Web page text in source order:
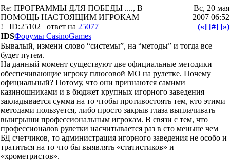
Re: ПРОГРАММЫ ДЛЯ ПОБЕДЫ ...., В
ПОМОЩЬ НАСТОЯЩИМ ИГРОКАМ
!
ID:25102 ответ на 25077
Вс, 20 мая
2007 06:52
(«] [#] [»)
IDSФорумы CasinoGames
Бывалый, измени слово “системы”, на “методы” и тогда все
будет путем.
На данный момент существуют две официальные методики
обеспечивающие игроку плюсовой МО на рулетке. Почему
официальный? Потому, что они признаются самими
казиношниками и в бюджет крупных игорного заведения
закладывается сумма на то чтобы противостоять тем, кто этими
методами пользуется, либо просто закрыв глаза выплачивать
выигрыши профессиональным игрокам. В связи с тем, что
профессионалов рулетки насчитывается раз в сто меньше чем
БД счетчиков, то администрация игорного заведения не особо и
тратиться на то что бы выявлять «статистиков» и
«хрометристов».